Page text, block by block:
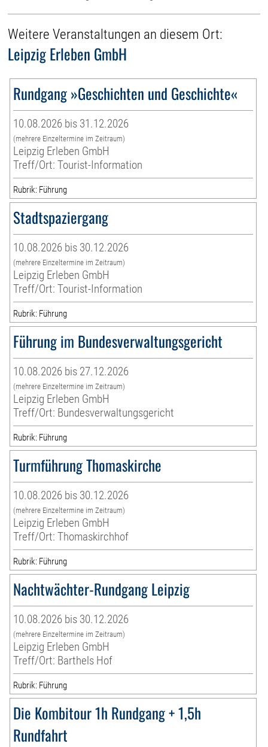
Weitere Veranstaltungen an diesem Ort:
Leipzig Erleben GmbH
Rundgang »Geschichten und Geschichte«
10.08.2026 bis 31.12.2026
(mehrere Einzeltermine im Zeitraum)
Leipzig Erleben GmbH
Treff/Ort: Tourist-Information
Rubrik: Führung
Stadtspaziergang
10.08.2026 bis 30.12.2026
(mehrere Einzeltermine im Zeitraum)
Leipzig Erleben GmbH
Treff/Ort: Tourist-Information
Rubrik: Führung
Führung im Bundesverwaltungsgericht
10.08.2026 bis 27.12.2026
(mehrere Einzeltermine im Zeitraum)
Leipzig Erleben GmbH
Treff/Ort: Bundesverwaltungsgericht
Rubrik: Führung
Turmführung Thomaskirche
10.08.2026 bis 30.12.2026
(mehrere Einzeltermine im Zeitraum)
Leipzig Erleben GmbH
Treff/Ort: Thomaskirchhof
Rubrik: Führung
Nachtwächter-Rundgang Leipzig
10.08.2026 bis 30.12.2026
(mehrere Einzeltermine im Zeitraum)
Leipzig Erleben GmbH
Treff/Ort: Barthels Hof
Rubrik: Führung
Die Kombitour 1h Rundgang + 1,5h
Rundfahrt